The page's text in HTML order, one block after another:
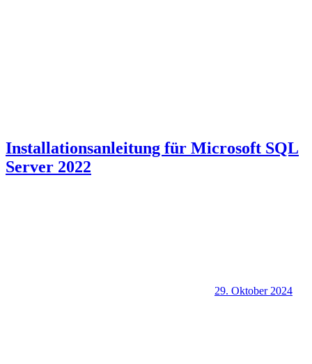
Installationsanleitung für Microsoft SQL
Server 2022
29. Oktober 2024